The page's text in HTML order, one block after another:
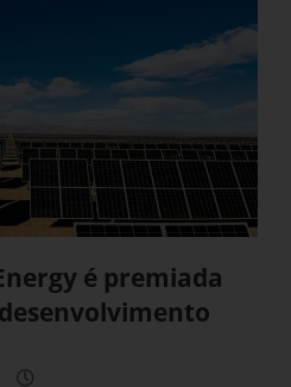
é premiada